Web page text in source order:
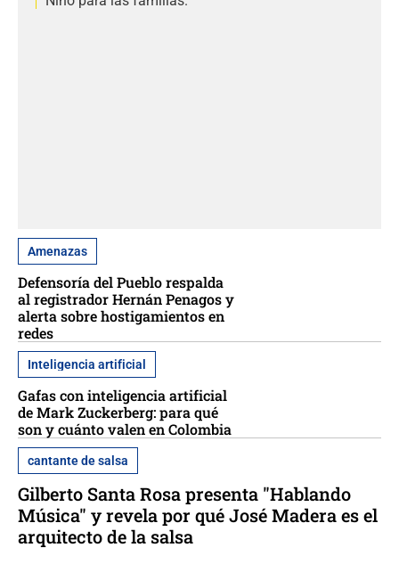
Amenazas
Defensoría del Pueblo respalda
al registrador Hernán Penagos y
alerta sobre hostigamientos en
redes
Inteligencia artificial
Gafas con inteligencia artificial
de Mark Zuckerberg: para qué
son y cuánto valen en Colombia
cantante de salsa
Gilberto Santa Rosa presenta "Hablando
Música" y revela por qué José Madera es el
arquitecto de la salsa